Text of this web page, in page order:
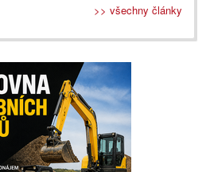
>> všechny články